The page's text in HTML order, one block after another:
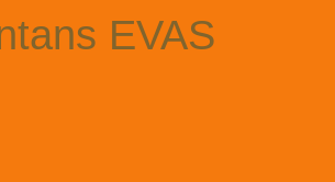
EVAS